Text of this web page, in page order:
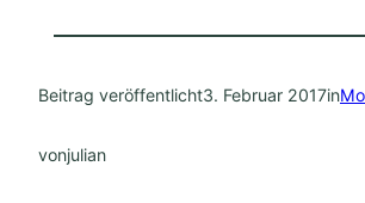
Beitrag veröffentlicht3. Februar 2017in
vonjulian